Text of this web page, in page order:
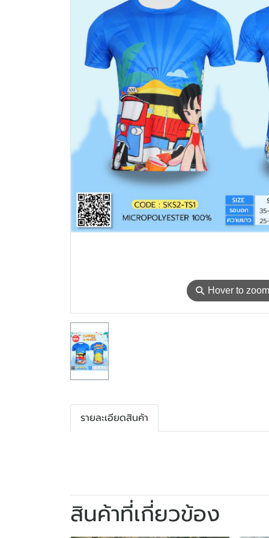
⚲ Hover to zoom
รายละเอียดสินค้า
สินค้าที่เกี่ยวข้อง